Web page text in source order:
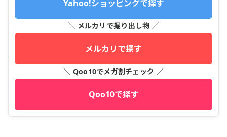
Yahoo!ショッピングで探す
＼ メルカリで掘り出し物 ／
メルカリで探す
＼ Qoo10でメガ割チェック ／
Qoo10で探す